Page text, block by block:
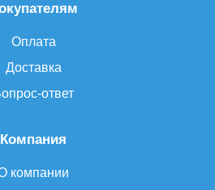
Компания
компании
Оплата
Доставка
ответ